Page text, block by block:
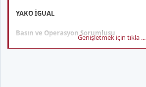
YAKO İGUAL
Basın ve Operasyon Sorumlusu
Genişletmek için tıkla ...